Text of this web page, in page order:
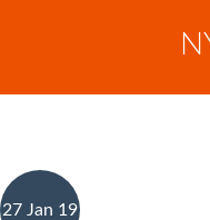
27 Jan 19